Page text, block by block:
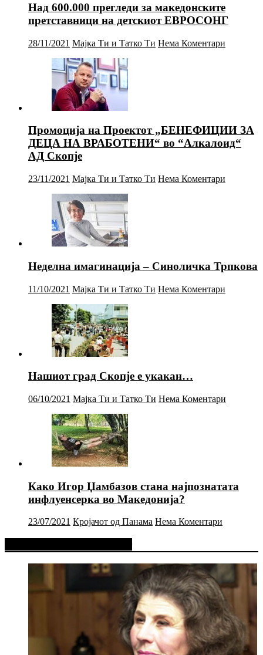
Над 600.000 прегледи за македонските
претставници на детскиот ЕВРОСОНГ
28/11/2021 Мајка Ти и Татко Ти Нема Коментари
Промоција на Проектот „БЕНЕФИЦИИ ЗА
ДЕЦА НА ВРАБОТЕНИ“ во “Алкалоид“
АД Скопје
23/11/2021 Мајка Ти и Татко Ти Нема Коментари
Неделна имагинација – Синоличка Трпкова
11/10/2021 Мајка Ти и Татко Ти Нема Коментари
Нашиот град Скопје е укакан…
06/10/2021 Мајка Ти и Татко Ти Нема Коментари
Како Игор Џамбазов стана најпознатата
инфлуенсерка во Македонија?
23/07/2021 Кројачот од Панама Нема Коментари